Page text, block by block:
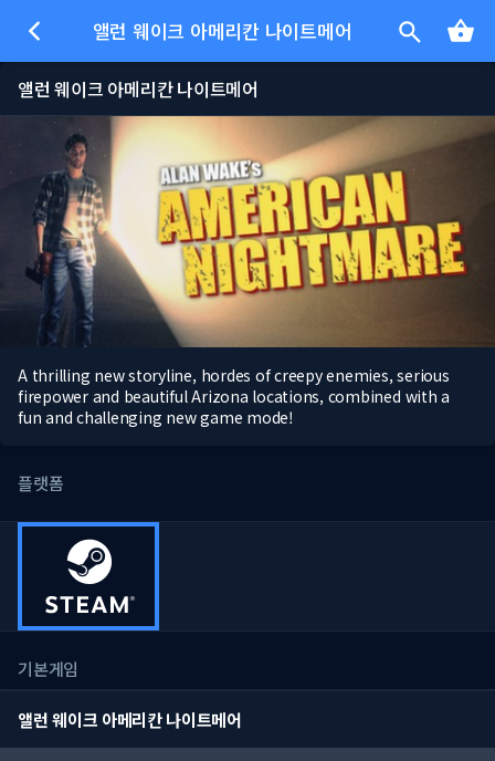
앨런 웨이크 아메리칸 나이트메어
앨런 웨이크 아메리칸 나이트메어
A thrilling new storyline, hordes of creepy enemies, serious
firepower and beautiful Arizona locations, combined with a
fun and challenging new game mode!
플랫폼
기본게임
앨런 웨이크 아메리칸 나이트메어